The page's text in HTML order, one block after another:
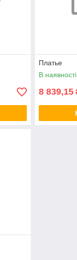
Платье
В наявності
8 839,15